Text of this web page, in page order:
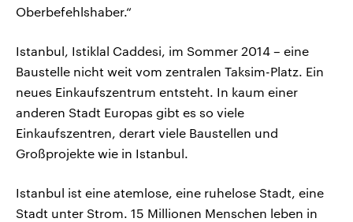
Oberbefehlshaber.“
Istanbul, Istiklal Caddesi, im Sommer 2014 – eine
Baustelle nicht weit vom zentralen Taksim-Platz. Ein
neues Einkaufszentrum entsteht. In kaum einer
anderen Stadt Europas gibt es so viele
Einkaufszentren, derart viele Baustellen und
Großprojekte wie in Istanbul.
Istanbul ist eine atemlose, eine ruhelose Stadt, eine
Stadt unter Strom. 15 Millionen Menschen leben in